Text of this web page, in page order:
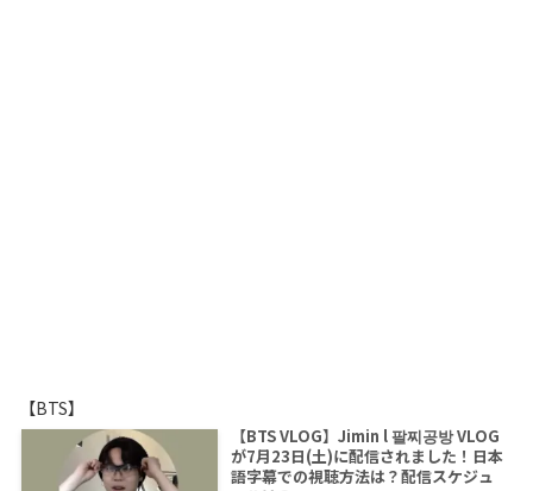
【BTS】
【BTS VLOG】Jimin l 팔찌공방 VLOG
が7月23日(土)に配信されました！日本
語字幕での視聴方法は？配信スケジュ